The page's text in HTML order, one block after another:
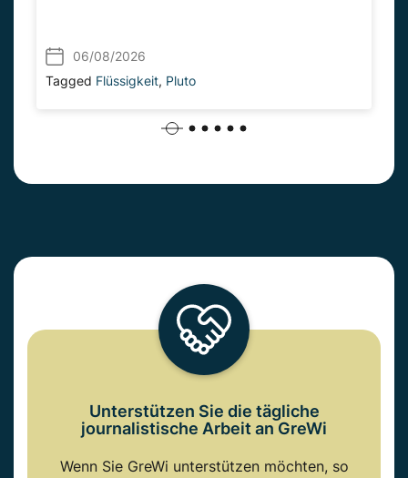
06/08/2026
Tagged Flüssigkeit, Pluto
Unterstützen Sie die tägliche
journalistische Arbeit an GreWi
Wenn Sie GreWi unterstützen möchten, so